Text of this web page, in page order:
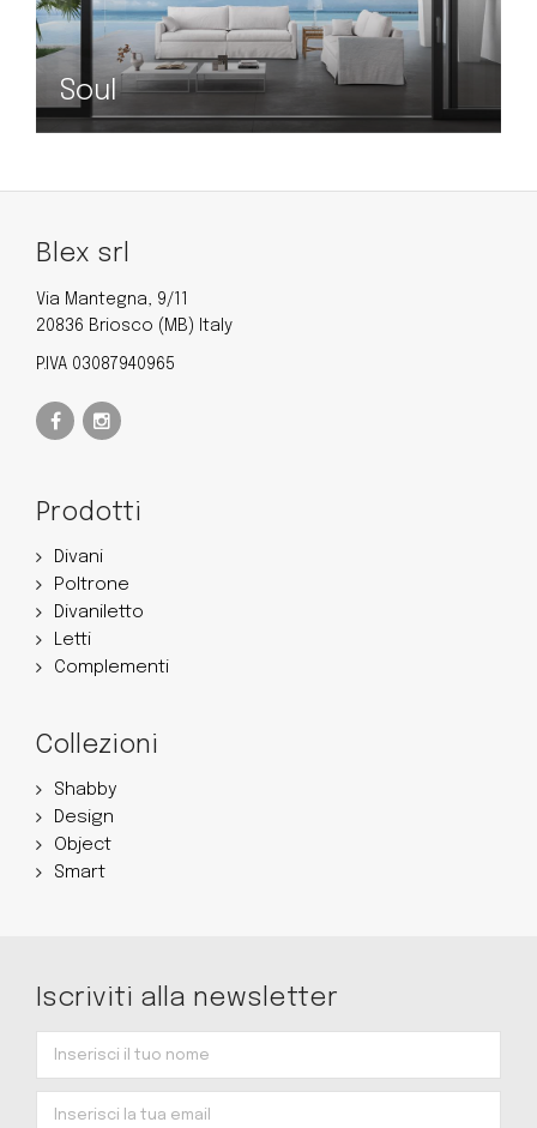
Soul
Blex srl
Via Mantegna, 9/11
20836 Briosco (MB) Italy
P.IVA 03087940965
Prodotti
Divani
Poltrone
Divaniletto
Letti
Complementi
Collezioni
Shabby
Design
Object
Smart
Iscriviti alla newsletter